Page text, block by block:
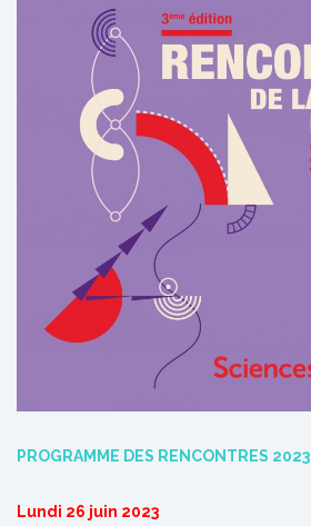
PROGRAMME DES RENCONTRES 2023
Lundi 26 juin 2023